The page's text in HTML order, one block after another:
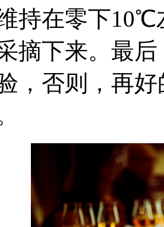
持在零下10℃
摘下来。最
，否则，再